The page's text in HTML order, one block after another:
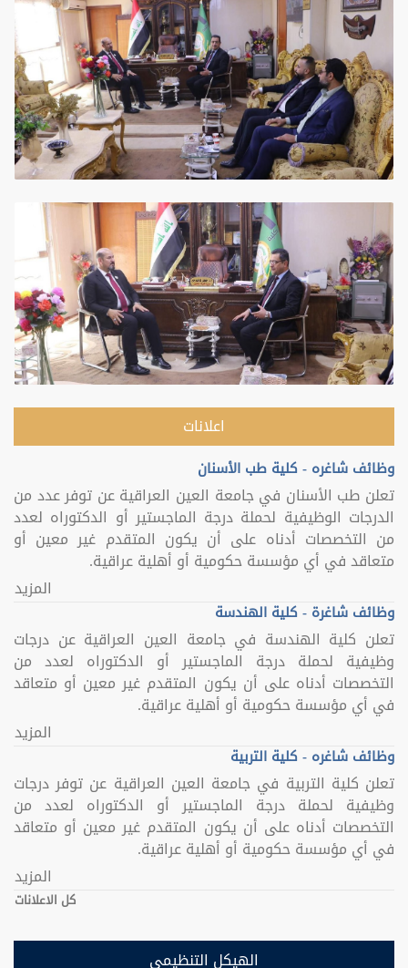
اعلانات
وظائف شاغره - كلية طب الأسنان
تعلن طب الأسنان في جامعة العين العراقية عن توفر عدد من
الدرجات الوظيفية لحملة درجة الماجستير أو الدكتوراه لعدد
من التخصصات أدناه على أن يكون المتقدم غير معين أو
متعاقد في أي مؤسسة حكومية أو أهلية عراقية.
المزيد
وظائف شاغرة - كلية الهندسة
تعلن كلية الهندسة في جامعة العين العراقية عن درجات
وظيفية لحملة درجة الماجستير أو الدكتوراه لعدد من
التخصصات أدناه على أن يكون المتقدم غير معين أو متعاقد
في أي مؤسسة حكومية أو أهلية عراقية.
المزيد
وظائف شاغره - كلية التربية
تعلن كلية التربية في جامعة العين العراقية عن توفر درجات
وظيفية لحملة درجة الماجستير أو الدكتوراه لعدد من
التخصصات أدناه على أن يكون المتقدم غير معين أو متعاقد
في أي مؤسسة حكومية أو أهلية عراقية.
المزيد
كل الاعلانات
الهيكل التنظيمي